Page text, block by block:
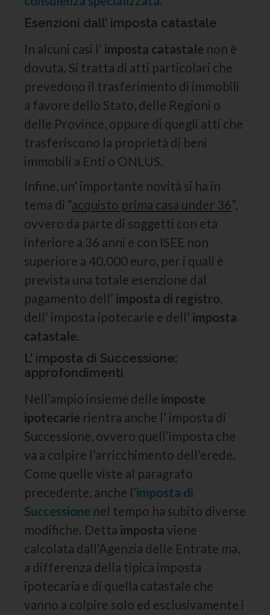
Esenzioni dall’ imposta catastale
In alcuni casi l’ imposta catastale non è
dovuta. Si tratta di atti particolari che
prevedono il trasferimento di immobili
a favore dello Stato, delle Regioni o
delle Province, oppure di quegli atti che
trasferiscono la proprietà di beni
immobili a Enti o ONLUS.
Infine, un’ importante novità si ha in
tema di “acquisto prima casa under 36”,
ovvero da parte di soggetti con età
inferiore a 36 anni e con ISEE non
superiore a 40.000 euro, per i quali è
prevista una totale esenzione dal
pagamento dell’ imposta di registro,
dell’ imposta ipotecarie e dell’ imposta
catastale.
L’ imposta di Successione:
approfondimenti
Nell’ampio insieme delle imposte
ipotecarie rientra anche l’ imposta di
Successione, ovvero quell’imposta che
va a colpire l’arricchimento dell’erede.
Come quelle viste al paragrafo
precedente, anche l’imposta di
Successione nel tempo ha subito diverse
modifiche. Detta imposta viene
calcolata dall’Agenzia delle Entrate ma,
a differenza della tipica imposta
ipotecaria e di quella catastale che
vanno a colpire solo ed esclusivamente i